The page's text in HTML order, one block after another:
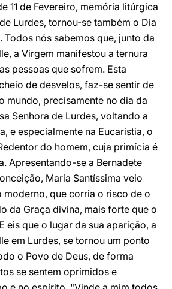
11 de Fevereiro, memória litúrgica
Lurdes, tornou-se também o Dia
Todos nós sabemos que, junto da
a Virgem manifestou a ternura
pessoas que sofrem. Esta
de desvelos, faz-se sentir de
mundo, precisamente no dia da
Senhora de Lurdes, voltando a
e especialmente na Eucaristia, o
do homem, cuja primícia é
Apresentando-se a Bernadete
Maria Santíssima veio
moderno, que corria o risco de o
da Graça divina, mais forte que o
eis que o lugar da sua aparição, a
em Lurdes, se tornou um ponto
o Povo de Deus, de forma
se sentem oprimidos e